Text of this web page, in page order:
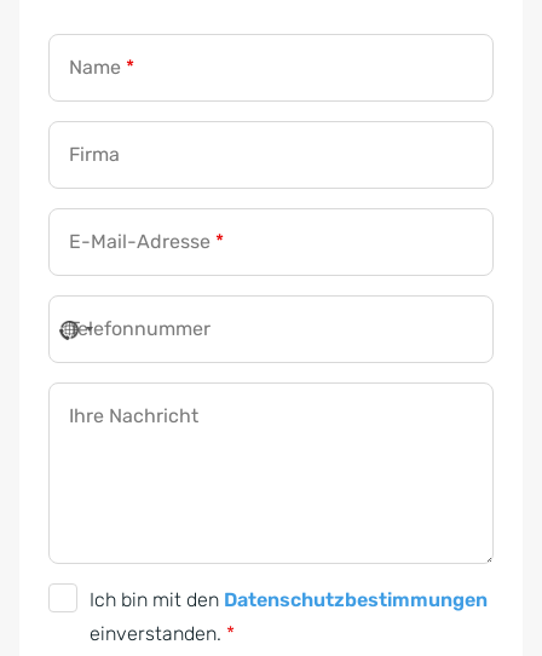
Name *
Firma
E-Mail-Adresse *
Telefonnummer
Ihre Nachricht
Ich bin mit den Datenschutzbestimmungen
einverstanden. *